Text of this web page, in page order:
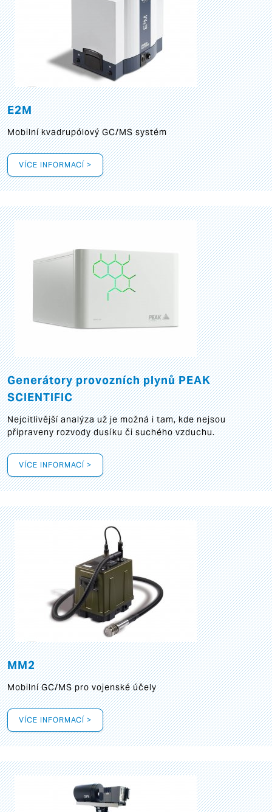
E2M
Mobilní kvadrupólový GC/MS systém
VÍCE INFORMACÍ >
Generátory provozních plynů PEAK
SCIENTIFIC
Nejcitlivější analýza už je možná i tam, kde nejsou
připraveny rozvody dusíku či suchého vzduchu.
VÍCE INFORMACÍ >
MM2
Mobilní GC/MS pro vojenské účely
VÍCE INFORMACÍ >